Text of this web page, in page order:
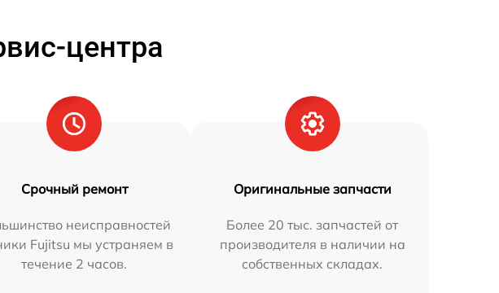
центра
Срочный ремонт
неисправностей
Fujitsu мы устраняем в
течение 2 часов.
Оригинальные запчасти
Более 20 тыс. запчастей от
производителя в наличии на
собственных складах.